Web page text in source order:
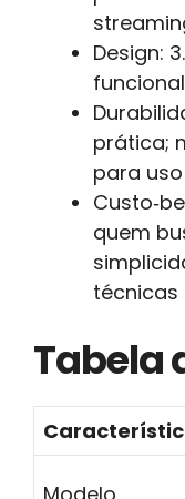
Design:
prática;
para
quem
técnicas
Tabela